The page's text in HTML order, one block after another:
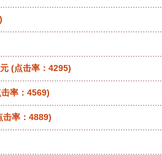
(点击率：4295)
率：4569)
击率：4889)